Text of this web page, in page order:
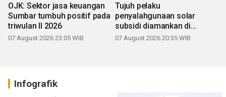
OJK: Sektor jasa keuangan
Sumbar tumbuh positif pada
triwulan II 2026
07 August 2026 23:05 WIB
Tujuh pelaku
penyalahgunaan solar
subsidi diamankan di
Sumbar
07 August 2026 20:35 WIB
Infografik